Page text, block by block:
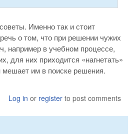
Именно так и стоит
о том, что при решении чужих
например в учебном процессе,
для них приходится «нагнетать»
мешает им в поиске решения.
Log in or register to post comments